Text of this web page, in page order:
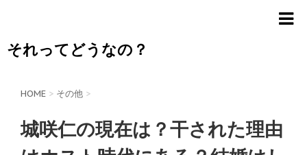
それってどうなの？
HOME > その他 >
城咲仁の現在は？干された理由